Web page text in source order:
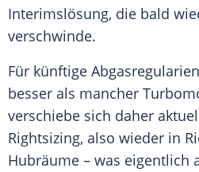
Interimslösung, die bald
verschwinde.
Für künftige
besser als mancher
verschiebe sich daher
Rightsizing, also wieder in
Hubräume – was eigentlich